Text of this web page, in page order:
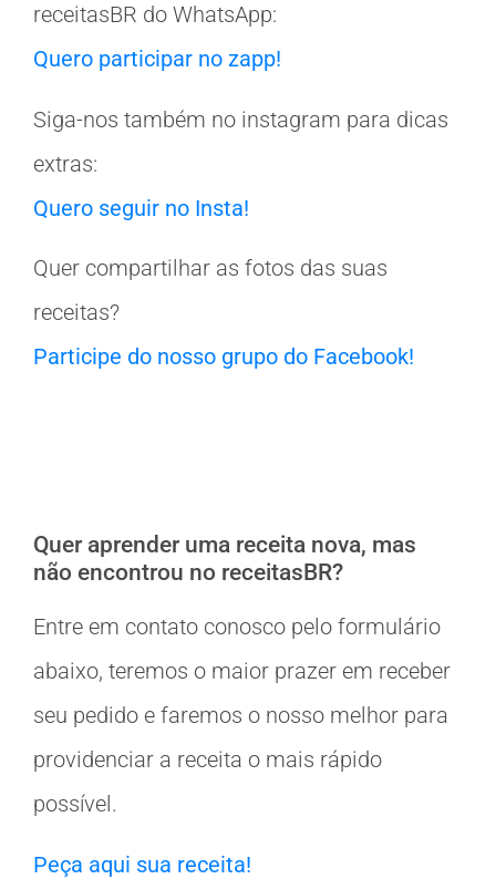
receitasBR do WhatsApp:
Quero participar no zapp!
Siga-nos também no instagram para dicas
extras:
Quero seguir no Insta!
Quer compartilhar as fotos das suas
receitas?
Participe do nosso grupo do Facebook!
Quer aprender uma receita nova, mas
não encontrou no receitasBR?
Entre em contato conosco pelo formulário
abaixo, teremos o maior prazer em receber
seu pedido e faremos o nosso melhor para
providenciar a receita o mais rápido
possível.
Peça aqui sua receita!